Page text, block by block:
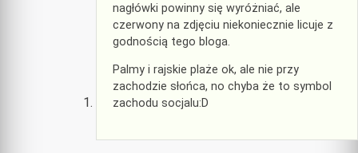
nagłówki powinny się wyróżniać, ale
czerwony na zdjęciu niekoniecznie licuje z
godnością tego bloga.
Palmy i rajskie plaże ok, ale nie przy
zachodzie słońca, no chyba że to symbol
zachodu socjalu:D